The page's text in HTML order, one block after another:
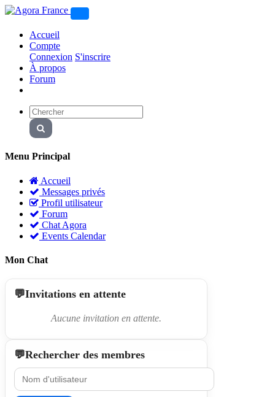
Accueil
Compte
Connexion S'inscrire
À propos
Forum
Menu Principal
Accueil
Messages privés
Profil utilisateur
Forum
Chat Agora
Events Calendar
Mon Chat
Invitations en attente
Aucune invitation en attente.
Rechercher des membres